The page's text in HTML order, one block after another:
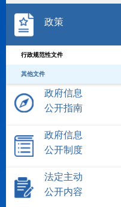
政策
行政规范性文件
其他文件
政府信息
公开指南
政府信息
公开制度
法定主动
公开内容